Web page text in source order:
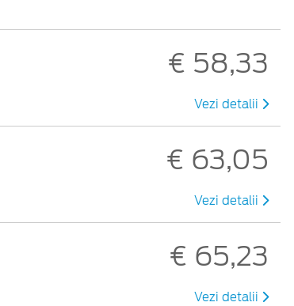
€ 58,33
Vezi detalii
€ 63,05
Vezi detalii
€ 65,23
Vezi detalii